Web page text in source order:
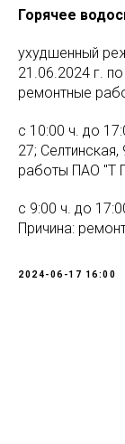
Горячее
ухудшенный
21.06.2024 г.
ремонтные
с 10:00 ч. до
27;
работы ПАО "Т
с 9:00 ч. до
Причина:
2024-06-17 16:00